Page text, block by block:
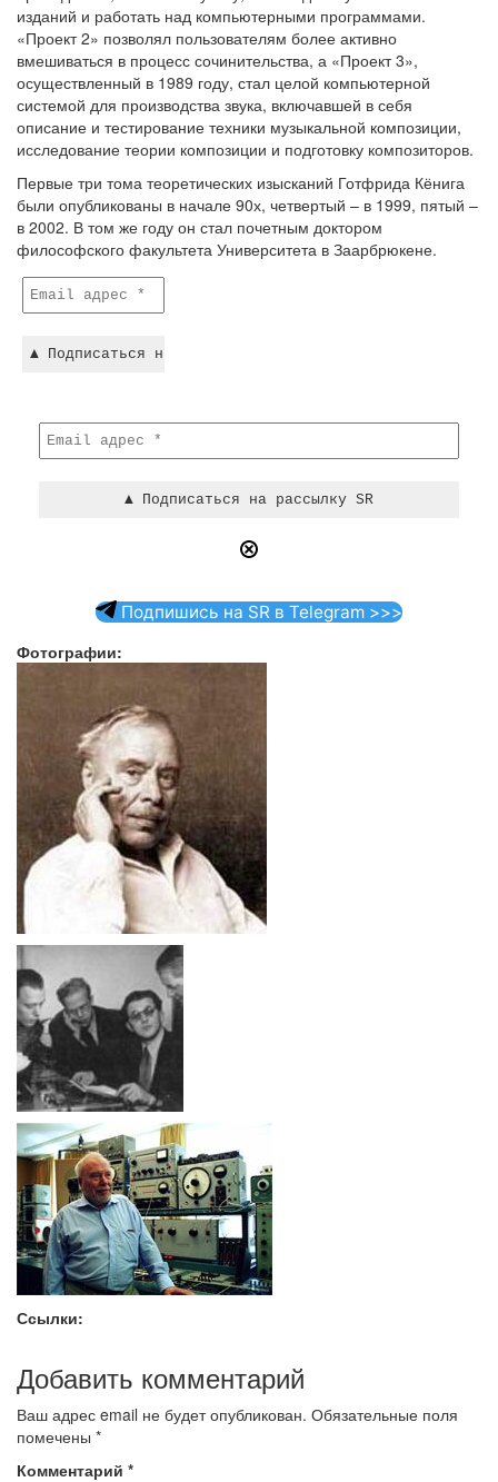
изданий и работать над компьютерными программами.
«Проект 2» позволял пользователям более активно
вмешиваться в процесс сочинительства, а «Проект 3»,
осуществленный в 1989 году, стал целой компьютерной
системой для производства звука, включавшей в себя
описание и тестирование техники музыкальной композиции,
исследование теории композиции и подготовку композиторов.
Первые три тома теоретических изысканий Готфрида Кёнига
были опубликованы в начале 90х, четвертый – в 1999, пятый –
в 2002. В том же году он стал почетным доктором
философского факультета Университета в Заарбрюкене.
Подпишись на SR в Telegram >>>
Фотографии:
Ссылки:
Добавить комментарий
Ваш адрес email не будет опубликован. Обязательные поля
помечены *
Комментарий *